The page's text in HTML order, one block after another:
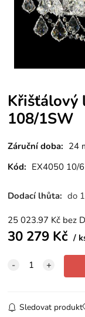
Křišťálový
108/1SW
Záruční doba: 24
Kód: EX4050 10/
Dodací lhůta: do
25 023.97 Kč bez
30 279 Kč
Sledovat produkt